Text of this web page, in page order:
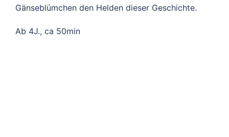
Gänseblümchen den Helden dieser Geschichte.
Ab 4J., ca 50min